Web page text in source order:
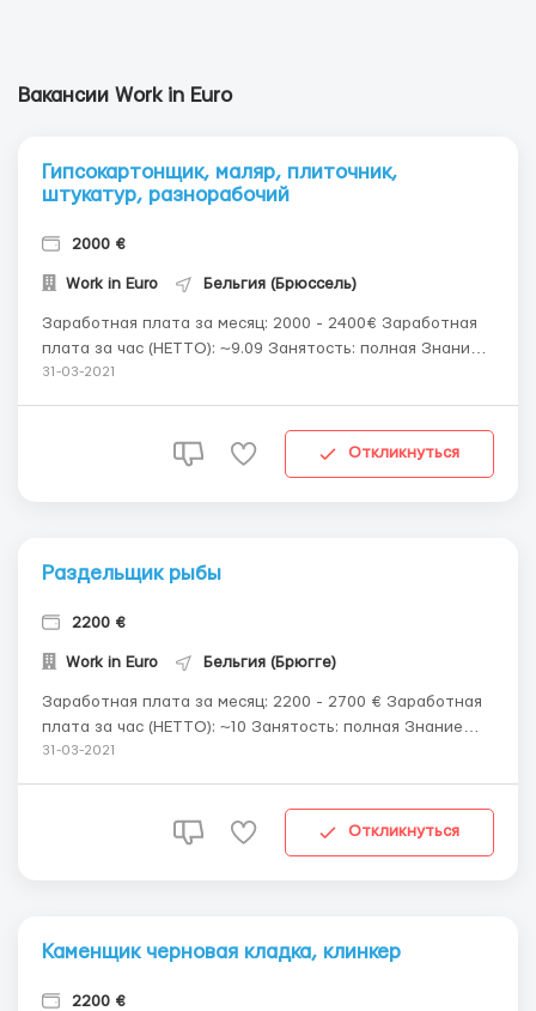
Вакансии Work in Euro
Гипсокартонщик, маляр, плиточник,
штукатур, разнорабочий
2000 €
Work in Euro Бельгия (Брюссель)
Заработная плата за месяц: 2000 - 2400€ Заработная
плата за час (НЕТТО): ~9.09 Занятость: полная Знание
языка: не обязательно Проживание: бесплатно
от 21 до 55 лет. -Плиточник-облицовщик...
31-03-2021
Откликнуться
Раздельщик рыбы
2200 €
Work in Euro Бельгия (Брюгге)
Заработная плата за месяц: 2200 - 2700 € Заработная
плата за час (НЕТТО): ~10 Занятость: полная Знание
языка: не обязательно Проживание: бесплатно
Обязанности: Филировка рыб для ресторано...
31-03-2021
Откликнуться
Каменщик черновая кладка, клинкер
2200 €